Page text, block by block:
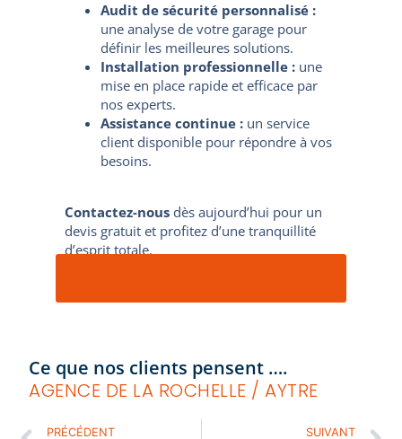
Audit de sécurité personnalisé :
une analyse de votre garage pour
définir les meilleures solutions.
Installation professionnelle : une
mise en place rapide et efficace par
nos experts.
Assistance continue : un service
client disponible pour répondre à vos
besoins.
Contactez-nous dès aujourd’hui pour un
devis gratuit et profitez d’une tranquillité
d’esprit totale.
Ce que nos clients pensent ….
AGENCE DE LA ROCHELLE / AYTRE
PRÉCÉDENT SUIVANT